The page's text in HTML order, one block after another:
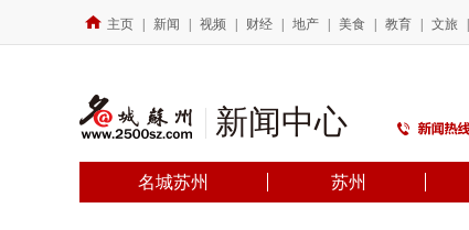
主页 新闻 视频 财经 地产 美食 教育 文旅
新闻中心
名城苏州 苏州